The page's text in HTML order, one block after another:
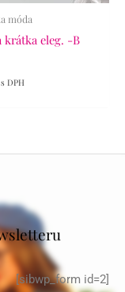
móda
krátka eleg. -B
s DPH
[sibwp_form id=2]